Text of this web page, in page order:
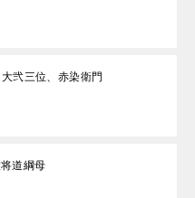
弐三位、赤染衛門
道綱母